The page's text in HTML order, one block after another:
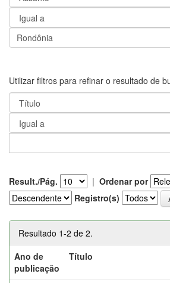
Utilizar filtros para refinar o resultado de
Result./Pág. | Ordenar por
Registro(s)
Resultado 1-2 de 2.
Ano de
publicação
Título